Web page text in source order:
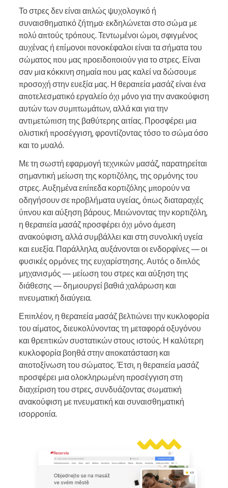
Το στρες δεν είναι απλώς ψυχολογικό ή
συναισθηματικό ζήτημα· εκδηλώνεται στο σώμα με
πολύ απτούς τρόπους. Τεντωμένοι ώμοι, σφιγμένος
αυχένας ή επίμονοι πονοκέφαλοι είναι τα σήματα του
σώματος που μας προειδοποιούν για το στρες. Είναι
σαν μια κόκκινη σημαία που μας καλεί να δώσουμε
προσοχή στην ευεξία μας. Η θεραπεία μασάζ είναι ένα
αποτελεσματικό εργαλείο όχι μόνο για την ανακούφιση
αυτών των συμπτωμάτων, αλλά και για την
αντιμετώπιση της βαθύτερης αιτίας. Προσφέρει μια
ολιστική προσέγγιση, φροντίζοντας τόσο το σώμα όσο
και το μυαλό.
Με τη σωστή εφαρμογή τεχνικών μασάζ, παρατηρείται
σημαντική μείωση της κορτιζόλης, της ορμόνης του
στρες. Αυξημένα επίπεδα κορτιζόλης μπορούν να
οδηγήσουν σε προβλήματα υγείας, όπως διαταραχές
ύπνου και αύξηση βάρους. Μειώνοντας την κορτιζόλη,
η θεραπεία μασάζ προσφέρει όχι μόνο άμεση
ανακούφιση, αλλά συμβάλλει και στη συνολική υγεία
και ευεξία. Παράλληλα, αυξάνονται οι ενδορφίνες — οι
φυσικές ορμόνες της ευχαρίστησης. Αυτός ο διπλός
μηχανισμός — μείωση του στρες και αύξηση της
διάθεσης — δημιουργεί βαθιά χαλάρωση και
πνευματική διαύγεια.
Επιπλέον, η θεραπεία μασάζ βελτιώνει την κυκλοφορία
του αίματος, διευκολύνοντας τη μεταφορά οξυγόνου
και θρεπτικών συστατικών στους ιστούς. Η καλύτερη
κυκλοφορία βοηθά στην αποκατάσταση και
αποτοξίνωση του σώματος. Έτσι, η θεραπεία μασάζ
προσφέρει μια ολοκληρωμένη προσέγγιση στη
διαχείριση του στρες, συνδυάζοντας σωματική
ανακούφιση με πνευματική και συναισθηματική
ισορροπία.